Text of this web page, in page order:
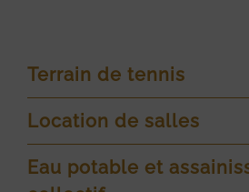
Terrain de tennis
Location de salles
Eau potable et